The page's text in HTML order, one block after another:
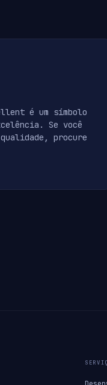
é um símbolo
Se você
procure